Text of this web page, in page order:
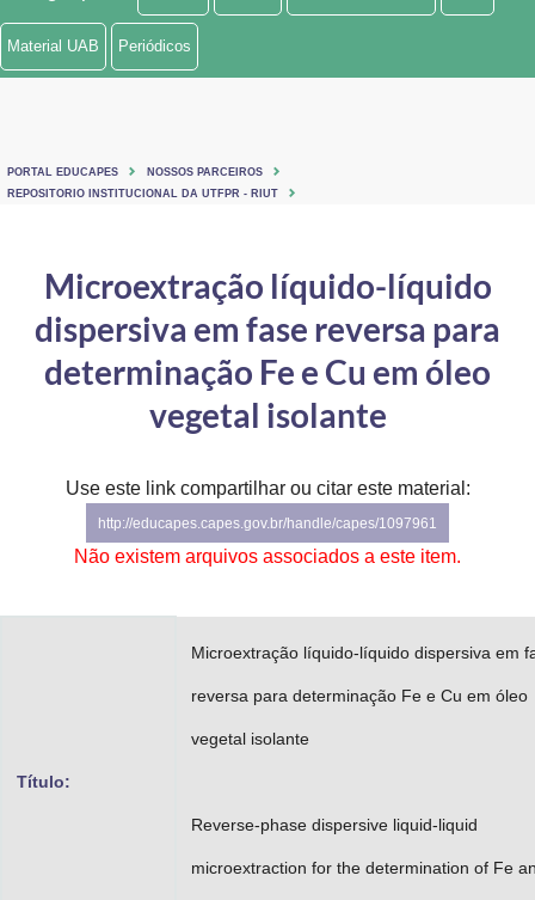
Ministério de Minas e Energia
Ministério do Turismo
Controladoria-Geral da União
Ministério da Mulher, da Família e dos Direitos Humanos
Gabinete de Segurança Institucional
Advocacia-Geral da União
Material UAB Periódicos
PORTAL EDUCAPES
NOSSOS PARCEIROS
REPOSITORIO INSTITUCIONAL DA UTFPR - RIUT
Microextração líquido-líquido
dispersiva em fase reversa para
determinação Fe e Cu em óleo
vegetal isolante
Use este link compartilhar ou citar este material:
http://educapes.capes.gov.br/handle/capes/1097961
Não existem arquivos associados a este item.
Título:
Microextração líquido-líquido dispersiva em
reversa para determinação Fe e Cu em óleo
vegetal isolante
Reverse-phase dispersive liquid-liquid
microextraction for the determination of Fe